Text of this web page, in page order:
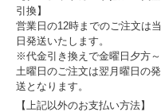
引換】
営業日の12時までのご注文は当
日発送いたします。
※代金引き換えで金曜日夕方～
土曜日のご注文は翌月曜日の発
送となります。
【上記以外のお支払い方法】